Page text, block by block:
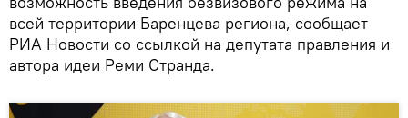
всей территории Баренцева региона, сообщает
РИА Новости со ссылкой на депутата правления и
автора идеи Реми Странда.